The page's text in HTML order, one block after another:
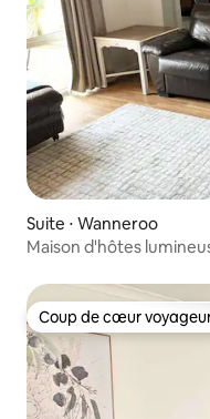
Suite ⋅ Wanneroo
Maison d'hôtes
Coup de cœur
Coup de cœur